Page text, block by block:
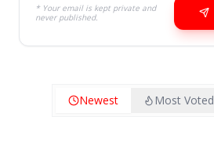
* Your email is kept private and
never published.
Newest Most Voted